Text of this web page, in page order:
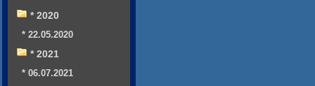
* 2020
* 22.05.2020
* 2021
* 06.07.2021